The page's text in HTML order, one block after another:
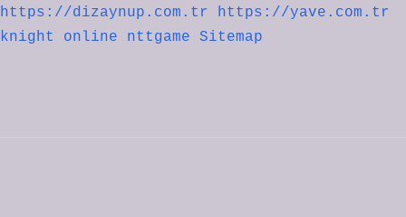
https://dizaynup.com.tr
https://yave.com.tr
knight online
nttgame Sitemap